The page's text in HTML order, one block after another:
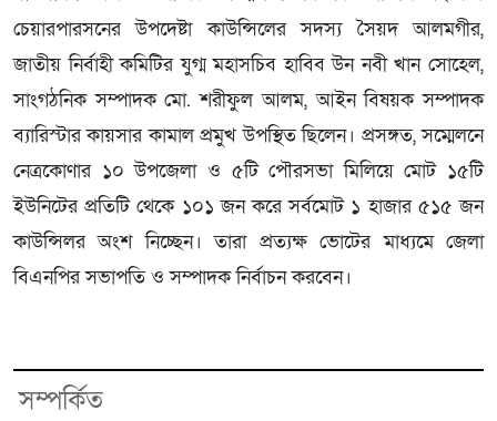
চেয়ারপারসনের উপদেষ্টা কাউন্সিলের সদস্য সৈয়দ আলমগীর,
জাতীয় নির্বাহী কমিটির যুগ্ম মহাসচিব হাবিব উন নবী খান সোহেল,
সাংগঠনিক সম্পাদক মো. শরীফুল আলম, আইন বিষয়ক সম্পাদক
ব্যারিস্টার কায়সার কামাল প্রমুখ উপস্থিত ছিলেন। প্রসঙ্গত, সম্মেলনে
নেত্রকোণার ১০ উপজেলা ও ৫টি পৌরসভা মিলিয়ে মোট ১৫টি
ইউনিটের প্রতিটি থেকে ১০১ জন করে সর্বমোট ১ হাজার ৫১৫ জন
কাউন্সিলর অংশ নিচ্ছেন। তারা প্রত্যক্ষ ভোটের মাধ্যমে জেলা
বিএনপির সভাপতি ও সম্পাদক নির্বাচন করবেন।
সম্পর্কিত